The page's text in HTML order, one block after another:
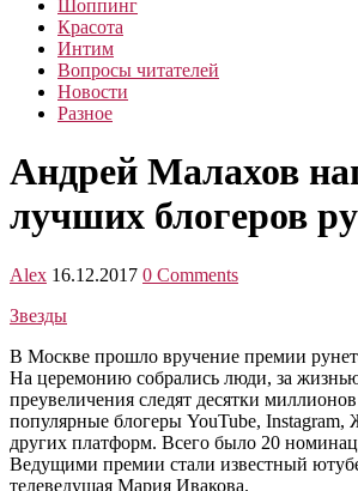
Шоппинг
Красота
Интим
Вопросы читателей
Новости
Разное
Андрей Малахов
лучших блогеров
Alex 16.12.2017 0 Comments
Звезды
В Москве прошло вручение премии
На церемонию собрались люди, за
преувеличения следят десятки
популярные блогеры YouTube,
других платформ. Всего было 20
Ведущими премии стали известный
телеведущая Мария Ивакова.